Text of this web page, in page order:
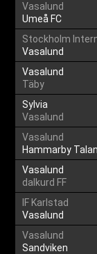
Vasalund
Umeå FC
Stockholm
Vasalund
Vasalund
Täby
Sylvia
Vasalund
Vasalund
Hammarby
Vasalund
dalkurd FF
IF Karlstad
Vasalund
Vasalund
Sandviken